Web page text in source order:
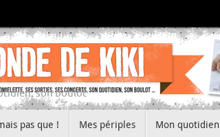
son boulot
pas que ! Mes périples Mon quotidien